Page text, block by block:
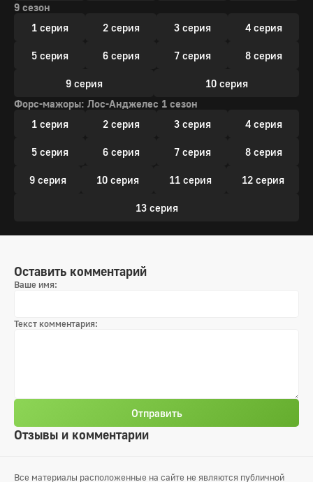
9 сезон
1 серия
2 серия 3 серия 4 серия
5 серия 6 серия 7 серия 8 серия
9 серия
10 серия
Форс-мажоры: Лос-Анджелес 1 сезон
1 серия
2 серия 3 серия 4 серия
5 серия 6 серия 7 серия 8 серия
9 серия 10 серия 11 серия 12 серия
13 серия
Отзывы и комментарии
Оставить комментарий
Ваше имя:
Текст комментария:
Отправить
Все материалы расположенные на сайте не являются публичной